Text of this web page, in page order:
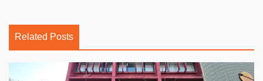
Related Posts